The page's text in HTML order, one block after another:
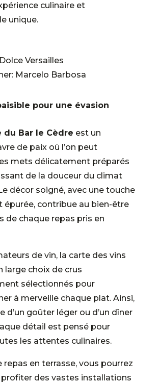
culinaire et
unique.
Marcelo Barbosa
pour une évasion
du Bar le Cèdre est un
de paix où l’on peut
mets délicatement préparés
de la douceur du climat
décor soigné, avec une touche
épurée, contribue au bien-être
de chaque repas pris en
de vin, la carte des vins
large choix de crus
sélectionnés pour
à merveille chaque plat. Ainsi,
d’un goûter léger ou d’un dîner
détail est pensé pour
les attentes culinaires.
repas en terrasse, vous pourrez
des vastes installations